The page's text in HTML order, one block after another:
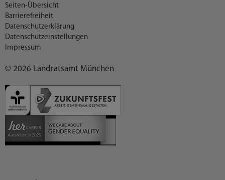
© 2026 Landratsamt München
Seiten-Übersicht
Barrierefreiheit
Datenschutzerklärung
Datenschutzeinstellungen
Impressum